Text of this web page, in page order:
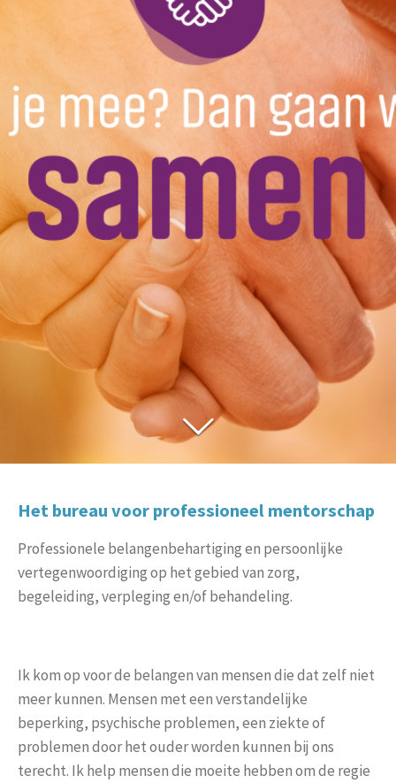
Het bureau voor professioneel mentorschap
Professionele belangenbehartiging en persoonlijke
vertegenwoordiging op het gebied van zorg,
begeleiding, verpleging en/of behandeling.
Ik kom op voor de belangen van mensen die dat zelf niet
meer kunnen. Mensen met een verstandelijke
beperking, psychische problemen, een ziekte of
problemen door het ouder worden kunnen bij ons
terecht. Ik help mensen die moeite hebben om de regie